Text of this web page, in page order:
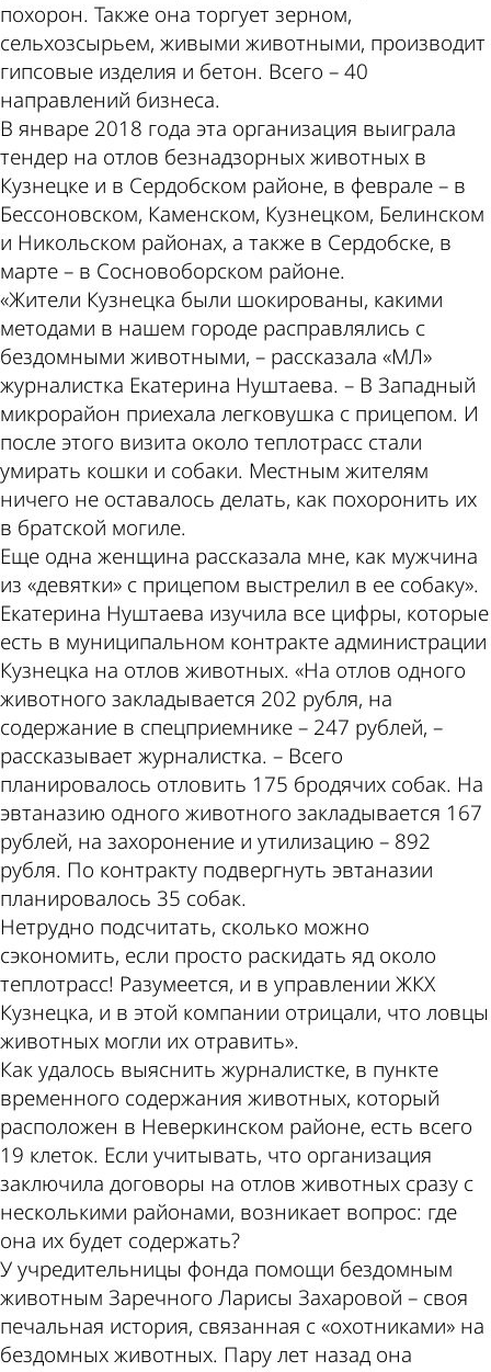
похорон. Также она торгует зерном,
сельхозсырьем, живыми животными, производит
гипсовые изделия и бетон. Всего – 40
направлений бизнеса.
В январе 2018 года эта организация выиграла
тендер на отлов безнадзорных животных в
Кузнецке и в Сердобском районе, в феврале – в
Бессоновском, Каменском, Кузнецком, Белинском
и Никольском районах, а также в Сердобске, в
марте – в Сосновоборском районе.
«Жители Кузнецка были шокированы, какими
методами в нашем городе расправлялись c
бездомными животными, – рассказала «МЛ»
журналистка Екатерина Нуштаева. – В Западный
микрорайон приехала легковушка с прицепом. И
после этого визита около теплотрасс стали
умирать кошки и собаки. Местным жителям
ничего не оставалось делать, как похоронить их
в братской могиле.
Еще одна женщина рассказала мне, как мужчина
из «девятки» с прицепом выстрелил в ее собаку».
Екатерина Нуштаева изучила все цифры, которые
есть в муниципальном контракте администрации
Кузнецка на отлов животных. «На отлов одного
животного закладывается 202 рубля, на
содержание в спецприемнике – 247 рублей, –
рассказывает журналистка. – Всего
планировалось отловить 175 бродячих собак. На
эвтаназию одного животного закладывается 167
рублей, на захоронение и утилизацию – 892
рубля. По контракту подвергнуть эвтаназии
планировалось 35 собак.
Нетрудно подсчитать, сколько можно
сэкономить, если просто раскидать яд около
теплотрасс! Разумеется, и в управлении ЖКХ
Кузнецка, и в этой компании отрицали, что ловцы
животных могли их отравить».
Как удалось выяснить журналистке, в пункте
временного содержания животных, который
расположен в Неверкинском районе, есть всего
19 клеток. Если учитывать, что организация
заключила договоры на отлов животных сразу с
несколькими районами, возникает вопрос: где
она их будет содержать?
У учредительницы фонда помощи бездомным
животным Заречного Ларисы Захаровой – своя
печальная история, связанная с «охотниками» на
бездомных животных. Пару лет назад она